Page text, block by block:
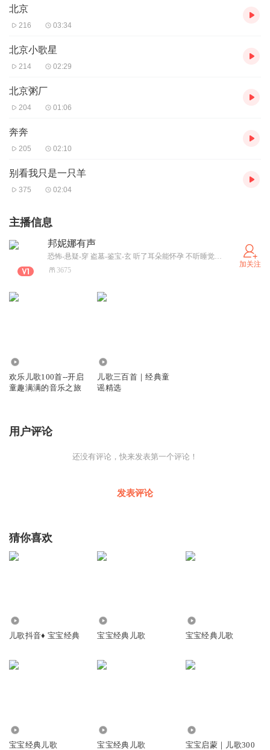
北京
216 03:34
北京小歌星
214 02:29
北京粥厂
204 01:06
奔奔
205 02:10
别看我只是一只羊
375 02:04
主播信息
邦妮娜有声
恐怖-悬疑-穿 盗墓-鉴宝-玄 听了耳朵能怀孕 不听睡觉都不香
3675
加关注
欢乐儿歌100首--开启
童趣满满的音乐之旅
儿歌三百首｜经典童
谣精选
用户评论
还没有评论，快来发表第一个评论！
发表评论
猜你喜欢
儿歌抖音♦️ 宝宝经典 宝宝经典儿歌 宝宝经典儿歌
宝宝经典儿歌 宝宝经典儿歌
宝宝启蒙｜儿歌300